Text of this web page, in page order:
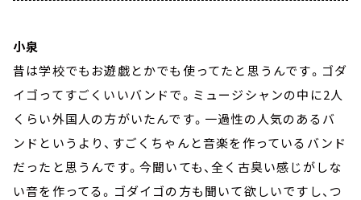
小泉
昔は学校でもお遊戯とかでも使ってたと思うんです。ゴダ
イゴってすごくいいバンドで。ミュージシャンの中に2人
くらい外国人の方がいたんです。一過性の人気のあるバ
ンドというより、すごくちゃんと音楽を作っているバンド
だったと思うんです。今聞いても、全く古臭い感じがしな
い音を作ってる。ゴダイゴの方も聞いて欲しいですし、つ